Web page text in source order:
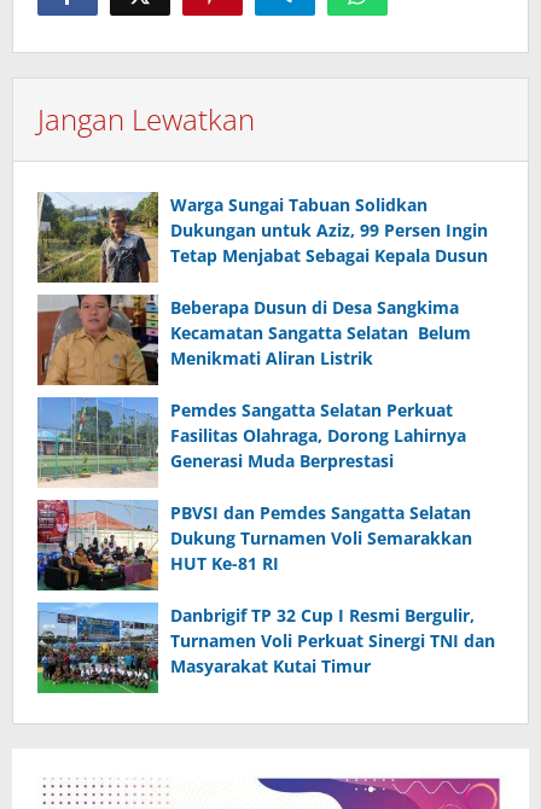
Jangan Lewatkan
Warga Sungai Tabuan Solidkan
Dukungan untuk Aziz, 99 Persen Ingin
Tetap Menjabat Sebagai Kepala Dusun
Beberapa Dusun di Desa Sangkima
Kecamatan Sangatta Selatan Belum
Menikmati Aliran Listrik
Pemdes Sangatta Selatan Perkuat
Fasilitas Olahraga, Dorong Lahirnya
Generasi Muda Berprestasi
PBVSI dan Pemdes Sangatta Selatan
Dukung Turnamen Voli Semarakkan
HUT Ke-81 RI
Danbrigif TP 32 Cup I Resmi Bergulir,
Turnamen Voli Perkuat Sinergi TNI dan
Masyarakat Kutai Timur